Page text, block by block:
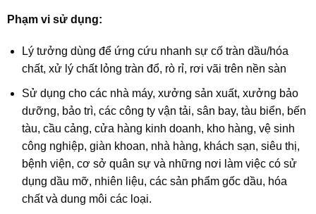
Phạm vi sử dụng:
Lý tưởng dùng để ứng cứu nhanh sự cố tràn dầu/hóa
chất, xử lý chất lỏng tràn đổ, rò rỉ, rơi vãi trên nền sàn
Sử dụng cho các nhà máy, xưởng sản xuất, xưởng bảo
dưỡng, bảo trì, các công ty vận tải, sân bay, tàu biển, bến
tàu, cầu cảng, cửa hàng kinh doanh, kho hàng, vệ sinh
công nghiệp, giàn khoan, nhà hàng, khách sạn, siêu thị,
bệnh viện, cơ sở quân sự và những nơi làm việc có sử
dụng dầu mỡ, nhiên liệu, các sản phẩm gốc dầu, hóa
chất và dung môi các loại.